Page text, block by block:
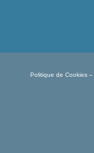
Politique de Cookies –